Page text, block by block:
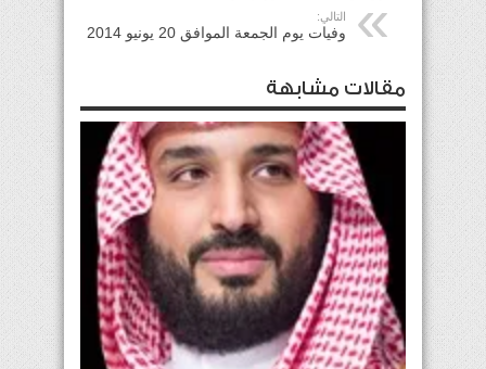
التالي:
وفيات يوم الجمعة الموافق 20 يونيو 2014
مقالات مشابهة